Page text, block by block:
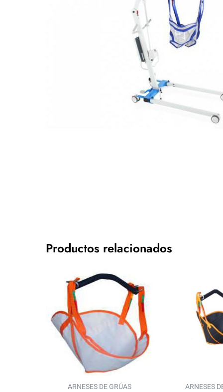
Productos relacionados
ARNESES DE GRÚAS ARNESES